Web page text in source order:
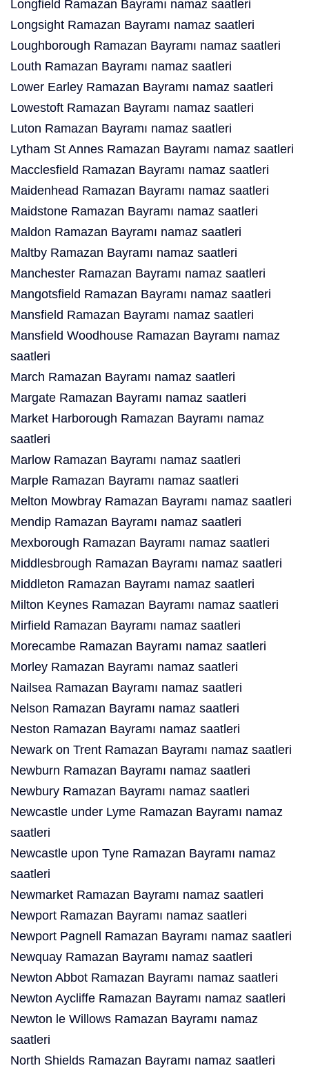
Longfield Ramazan Bayramı namaz saatleri
Longsight Ramazan Bayramı namaz saatleri
Loughborough Ramazan Bayramı namaz saatleri
Louth Ramazan Bayramı namaz saatleri
Lower Earley Ramazan Bayramı namaz saatleri
Lowestoft Ramazan Bayramı namaz saatleri
Luton Ramazan Bayramı namaz saatleri
Lytham St Annes Ramazan Bayramı namaz saatleri
Macclesfield Ramazan Bayramı namaz saatleri
Maidenhead Ramazan Bayramı namaz saatleri
Maidstone Ramazan Bayramı namaz saatleri
Maldon Ramazan Bayramı namaz saatleri
Maltby Ramazan Bayramı namaz saatleri
Manchester Ramazan Bayramı namaz saatleri
Mangotsfield Ramazan Bayramı namaz saatleri
Mansfield Ramazan Bayramı namaz saatleri
Mansfield Woodhouse Ramazan Bayramı namaz
saatleri
March Ramazan Bayramı namaz saatleri
Margate Ramazan Bayramı namaz saatleri
Market Harborough Ramazan Bayramı namaz
saatleri
Marlow Ramazan Bayramı namaz saatleri
Marple Ramazan Bayramı namaz saatleri
Melton Mowbray Ramazan Bayramı namaz saatleri
Mendip Ramazan Bayramı namaz saatleri
Mexborough Ramazan Bayramı namaz saatleri
Middlesbrough Ramazan Bayramı namaz saatleri
Middleton Ramazan Bayramı namaz saatleri
Milton Keynes Ramazan Bayramı namaz saatleri
Mirfield Ramazan Bayramı namaz saatleri
Morecambe Ramazan Bayramı namaz saatleri
Morley Ramazan Bayramı namaz saatleri
Nailsea Ramazan Bayramı namaz saatleri
Nelson Ramazan Bayramı namaz saatleri
Neston Ramazan Bayramı namaz saatleri
Newark on Trent Ramazan Bayramı namaz saatleri
Newburn Ramazan Bayramı namaz saatleri
Newbury Ramazan Bayramı namaz saatleri
Newcastle under Lyme Ramazan Bayramı namaz
saatleri
Newcastle upon Tyne Ramazan Bayramı namaz
saatleri
Newmarket Ramazan Bayramı namaz saatleri
Newport Ramazan Bayramı namaz saatleri
Newport Pagnell Ramazan Bayramı namaz saatleri
Newquay Ramazan Bayramı namaz saatleri
Newton Abbot Ramazan Bayramı namaz saatleri
Newton Aycliffe Ramazan Bayramı namaz saatleri
Newton le Willows Ramazan Bayramı namaz
saatleri
North Shields Ramazan Bayramı namaz saatleri